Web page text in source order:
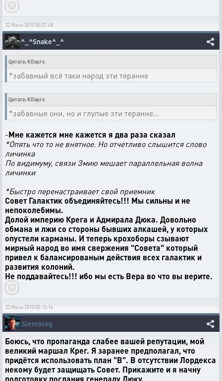
22 Июля 2010 00:07:48
^_^Snake^_^
Цитата: KDapro
*забавный всё таки народ эти теранне
Цитата: KDapro
*забавные они, но и глупые эти теранне...
-Мне кажется мне кажется я два раза сказал
*Опять что то не внятное. Но отчетливо слышится слово
личинка
По видимуму, связи Змию мешает параллельная волна
личинки
*Быстро перенастраивает свой приемник
Совет Галактик объединяйтесь!!! Мы сильны и не
непоколебимы.
Долой империю Крега и Адмирала Дюка. Довольно
обмана и лжи со стороны бывших алкашей, у которых
опустели карманы. И теперь крохоборы сзывают
мирный народ во имя свержения "Совета" который
привел к балансированым действия всех галактик и
развития колоний.
Не поддавайтесь!!! ибо мы есть Вера во что вы верите.
22 Июля 2010 00:15:14
Sientolog
Боюсь, что пропаганда слабее вашей репутации, мой
великий маршал Крег. Я заранее предполагал, что
придётся использовать план "B". В отсутствии Лордекса
некому будет защищать Совет. Прикажите и я начну
подготовку послания генералу Дюку.